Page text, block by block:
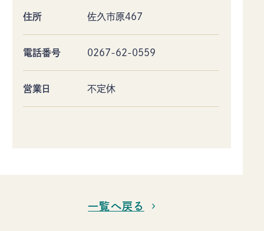
住所 佐久市原467
電話番号 0267-62-0559
営業日 不定休
一覧へ戻る